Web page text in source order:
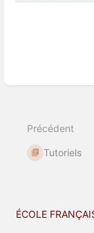
sélection
section
Précédent
Tutoriels
ÉCOLE